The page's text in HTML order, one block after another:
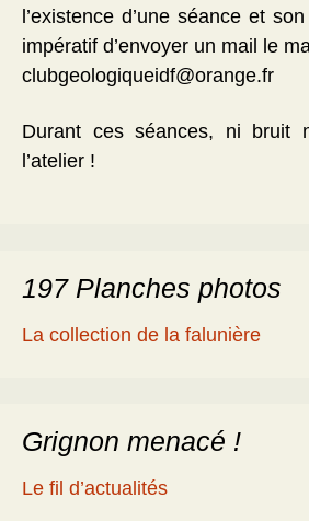
l’existence d’une séance et
impératif d’envoyer un mail le
clubgeologiqueidf@orange.fr
Durant ces séances, ni bruit
l’atelier !
197 Planches photos
La collection de la falunière
Grignon menacé !
Le fil d’actualités